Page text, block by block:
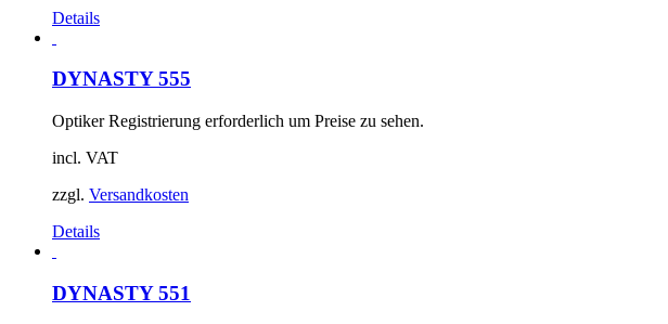
Details
DYNASTY 555
Optiker Registrierung erforderlich um Preise zu sehen.
incl. VAT
zzgl. Versandkosten
Details
DYNASTY 551